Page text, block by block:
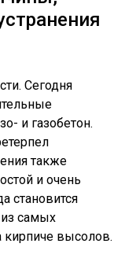
Сегодня
и газобетон.
также
и очень
становится
самых
кирпиче высолов.